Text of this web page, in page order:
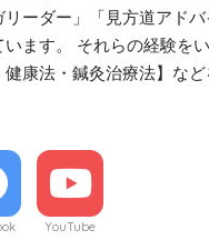
ーダー」「見方道アドバ
験をいかし当ブロ
康法・鍼灸治療法】など
YouTube